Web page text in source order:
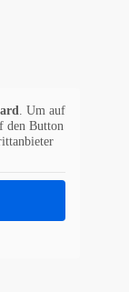
. Um auf
den Button